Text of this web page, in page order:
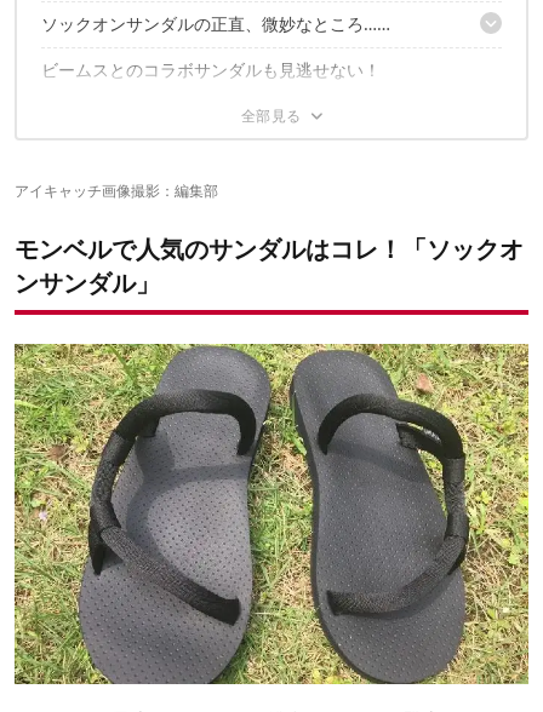
特徴2：ホールド感がいい！秋シーズンだって履ける
特徴3：5,000円以下で買える！
ソックオンサンダルの正直、微妙なところ……
長距離歩行には向いていない
ビームスとのコラボサンダルも見逃せない！
モンベルだけじゃない！オシャレなアウトドアサンダル3
選
Chaco（チャコ）
KEEN（キーン）
サンダルに関するおすすめ記事はこちら！
アイキャッチ画像撮影：編集部
モンベルで人気のサンダルはコレ！「ソックオ
ンサンダル」